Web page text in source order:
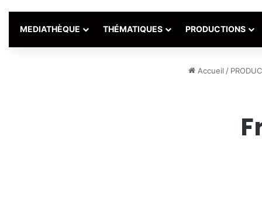
MEDIATHÈQUE THÉMATIQUES PRODUCTIONS
Accueil /